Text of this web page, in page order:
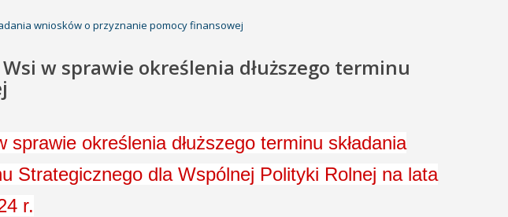
wniosków o przyznanie pomocy finansowej
w sprawie określenia dłuższego terminu
określenia dłuższego terminu składania
Strategicznego dla Wspólnej Polityki Rolnej na lata
r.